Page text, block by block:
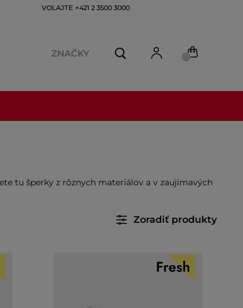
VOLAJTE +421 2 3500 3000
ZNAČKY
tu šperky z rôznych materiálov a v zaujímavých
Zoradiť produkty